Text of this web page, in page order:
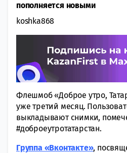
пополняется новыми
koshka868
Флешмоб «Доброе утро,
уже третий месяц.
выкладывают снимки,
#доброеутротатарстан.
Группа «Вконтакте»,